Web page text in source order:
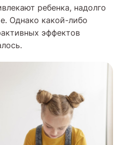
ребенка, надолго
Однако какой-либо
эффектов